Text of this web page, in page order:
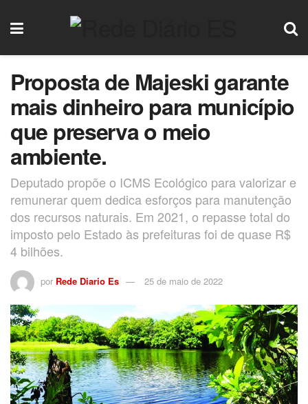
Proposta de Majeski garante
mais dinheiro para município
que preserva o meio
ambiente.
Deputado propõe o ICMS Ecológico para valorizar e
remunerar quem dedica esforços para manutenção
dos recursos naturais. Em 2021, o repasse total do
imposto pelo Estado às prefeituras foi de quase R$
4 bilhões.
por Rede Diario Es 25 de maio de 2022